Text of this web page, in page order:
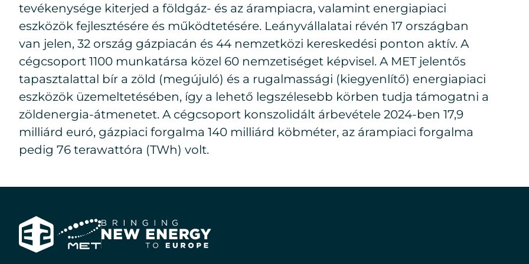
tevékenysége kiterjed a földgáz- és az árampiacra, valamint energiapiaci
eszközök fejlesztésére és működtetésére. Leányvállalatai révén 17 országban
van jelen, 32 ország gázpiacán és 44 nemzetközi kereskedési ponton aktív. A
cégcsoport 1100 munkatársa közel 60 nemzetiséget képvisel. A MET jelentős
tapasztalattal bír a zöld (megújuló) és a rugalmassági (kiegyenlítő) energiapiaci
eszközök üzemeltetésében, így a lehető legszélesebb körben tudja támogatni a
zöldenergia-átmenetet. A cégcsoport konszolidált árbevétele 2024-ben 17,9
milliárd euró, gázpiaci forgalma 140 milliárd köbméter, az árampiaci forgalma
pedig 76 terawattóra (TWh) volt.